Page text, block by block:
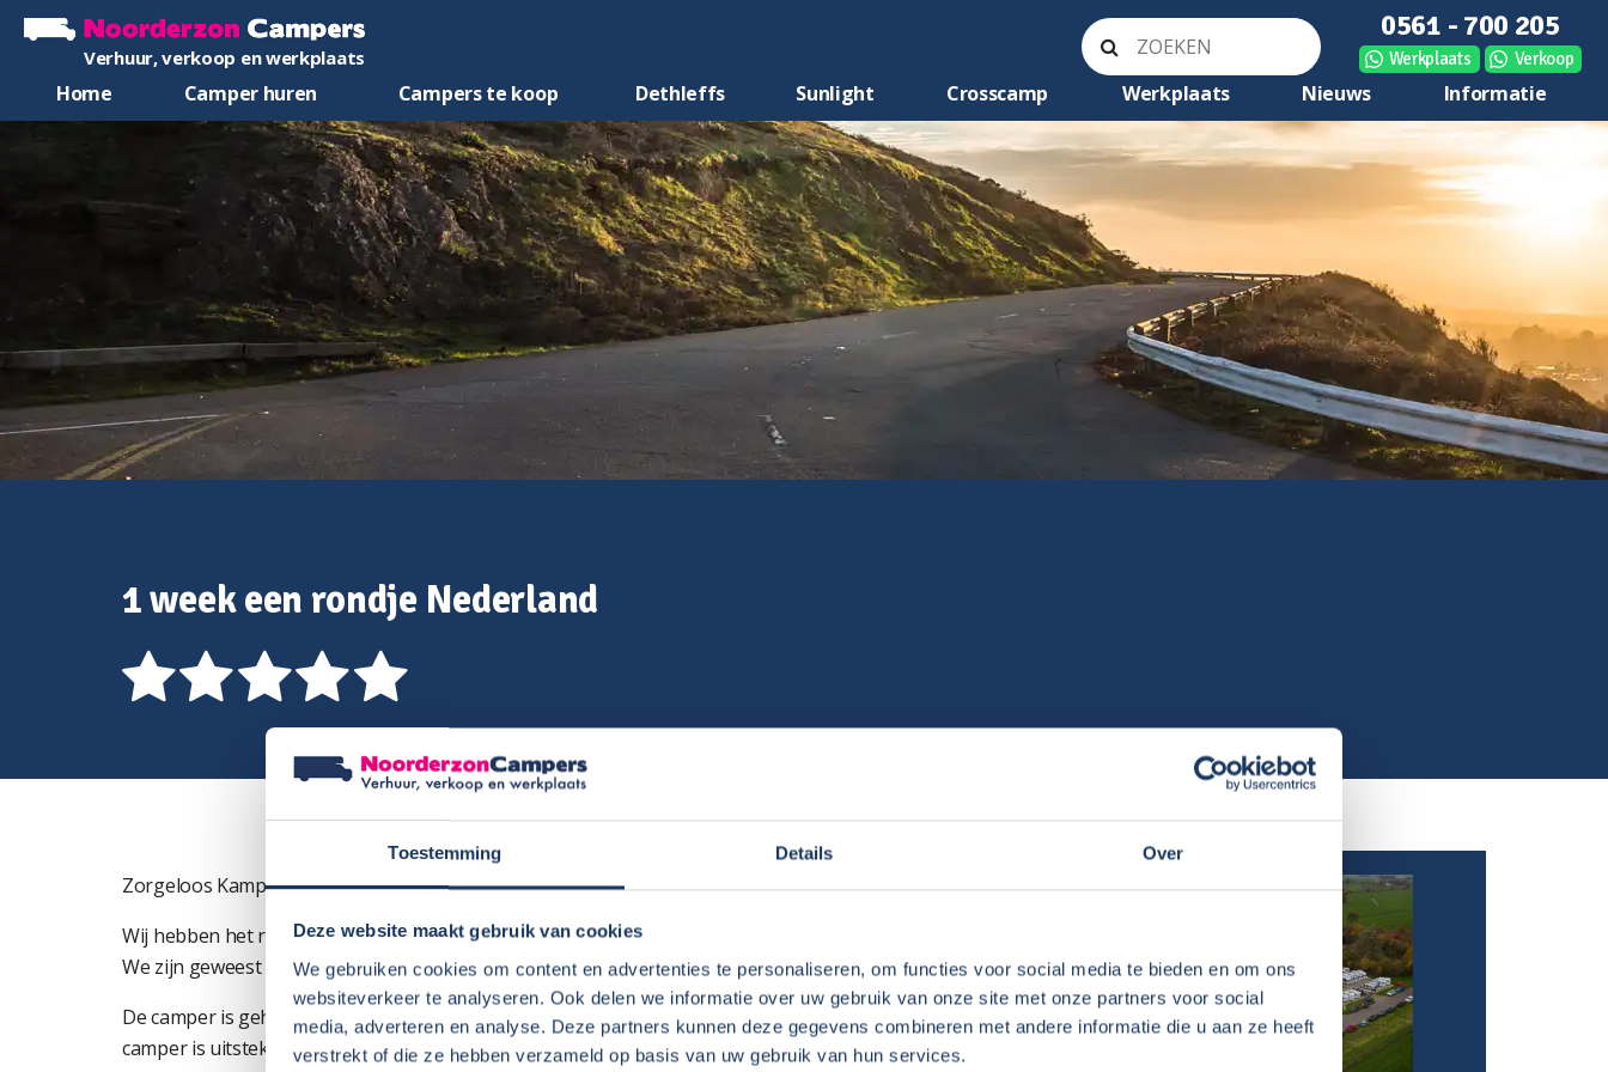
Toestemming Details Over
Deze website maakt gebruik van cookies
We gebruiken cookies om content en advertenties te personaliseren, om functies voor social media te bieden en om ons
websiteverkeer te analyseren. Ook delen we informatie over uw gebruik van onze site met onze partners voor social
media, adverteren en analyse. Deze partners kunnen deze gegevens combineren met andere informatie die u aan ze heeft
verstrekt of die ze hebben verzameld op basis van uw gebruik van hun services.
Verhuur, verkoop en werkplaats
0561 - 700 205
Werkplaats Verkoop
Home Camper huren Campers te koop Dethleffs Sunlight Crosscamp Werkplaats Nieuws Informatie
1 week een rondje Nederland
Zorgeloos Kamperen met Camper
Wij hebben het reizen met een camper ervaren als heel comfortabel, vrij en flexibel.
We zijn geweest in de Posbank – Veere – Loosdrecht – Texel. En dat maar in 1 weekje tijd.
De camper is gehuurd van een privé persoon. Noorderzon heeft de verhuur geregeld. De
camper is uitstekend onderhouden en verzorgd. De camper biedt veel plaats door de ruime